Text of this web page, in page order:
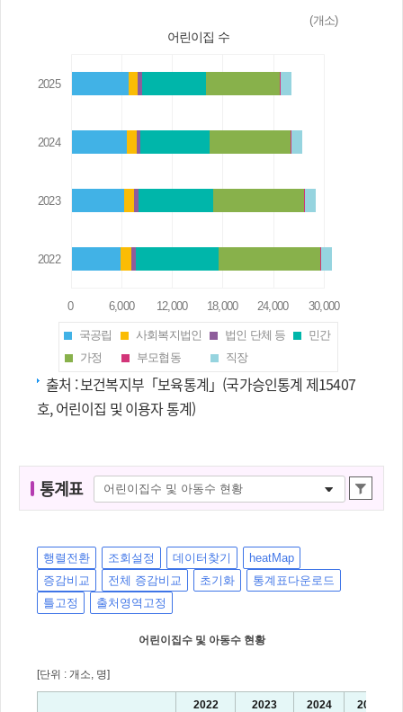
(개소)
어린이집 수
국공립 사회복지법인 법인 단체 등
민간
가정
부모협동 직장
출처 :보건복지부「보육통계」(국가승인통계 제15407
호, 어린이집 및 이용자 통계)
통계표
통
계